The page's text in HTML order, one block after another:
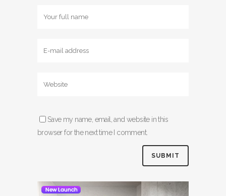
Save my name, email, and website in this
browser for the next time I comment.